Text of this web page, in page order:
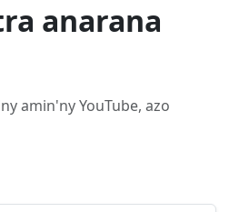
anarana
amin'ny YouTube, azo